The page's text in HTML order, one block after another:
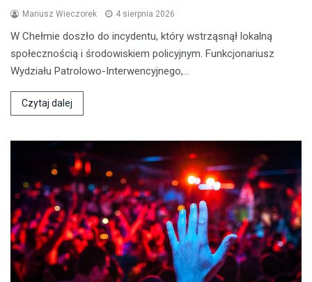
Mariusz Wieczorek 4 sierpnia 2026
W Chełmie doszło do incydentu, który wstrząsnął lokalną
społecznością i środowiskiem policyjnym. Funkcjonariusz
Wydziału Patrolowo-Interwencyjnego,…
Czytaj dalej